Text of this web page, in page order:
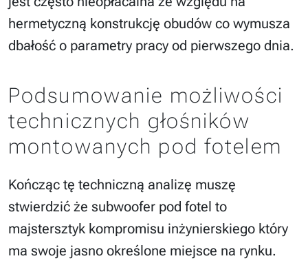
hermetyczną konstrukcję obudów co wymusza
dbałość o parametry pracy od pierwszego dnia.
Podsumowanie możliwości
technicznych głośników
montowanych pod fotelem
Kończąc tę techniczną analizę muszę
stwierdzić że subwoofer pod fotel to
majstersztyk kompromisu inżynierskiego który
ma swoje jasno określone miejsce na rynku.